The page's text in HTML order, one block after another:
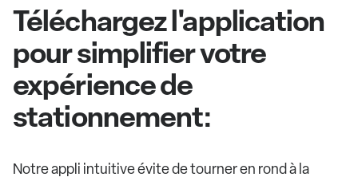
Téléchargez l'application
pour simplifier votre
expérience de
stationnement:
Notre appli intuitive évite de tourner en rond à la